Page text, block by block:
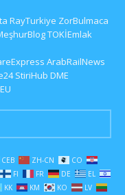
RayTurkiye ZorBulmaca
TOKİEmlak
ArabRailNews
StiriHub DME
CEB ZH-CN
CO
FI FR DE
EL
KK KM KO
LV